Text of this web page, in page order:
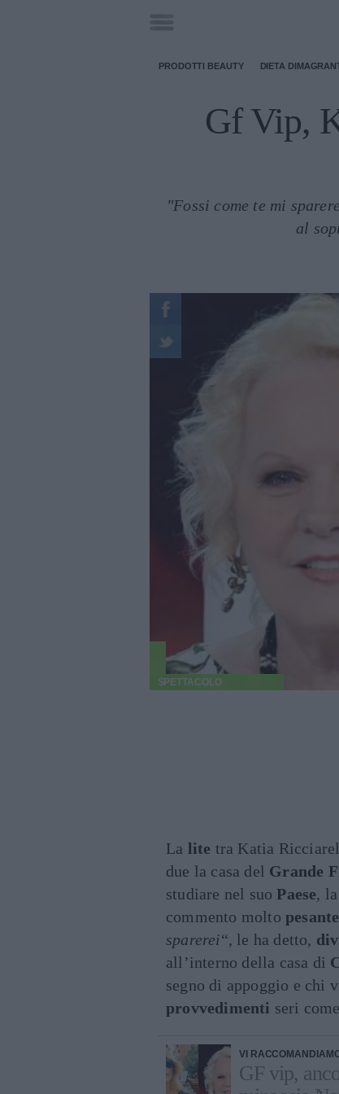
PRODOTTI BEAUTY DIETA
Gf Vip,
"Fossi come te mi
al
SPETTACOLO
La lite tra Katia
due la casa del Grande
studiare nel suoPaese,
commento molto pesante
sparerei“, le ha detto,
all’interno della casa di
segno di appoggio e chi
provvedimenti seri
VI
GF vip,